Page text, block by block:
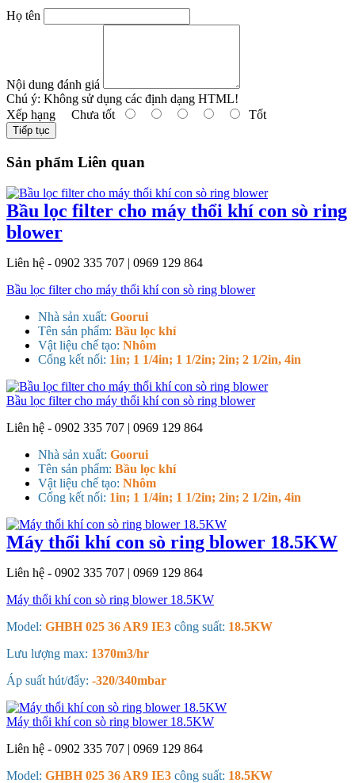
Họ tên
Nội dung đánh giá
Chú ý: Không sử dụng các định dạng HTML!
Xếp hạng Chưa tốt Tốt
Tiếp tục
Sản phẩm Liên quan
Bầu lọc filter cho máy thổi khí con sò ring
blower
Liên hệ - 0902 335 707 | 0969 129 864
Bầu lọc filter cho máy thổi khí con sò ring blower
Nhà sản xuất: Goorui
Tên sản phẩm: Bầu lọc khí
Vật liệu chế tạo: Nhôm
Cổng kết nối: 1in; 1 1/4in; 1 1/2in; 2in; 2 1/2in, 4in
Bầu lọc filter cho máy thổi khí con sò ring blower
Liên hệ - 0902 335 707 | 0969 129 864
Nhà sản xuất: Goorui
Tên sản phẩm: Bầu lọc khí
Vật liệu chế tạo: Nhôm
Cổng kết nối: 1in; 1 1/4in; 1 1/2in; 2in; 2 1/2in, 4in
Máy thổi khí con sò ring blower 18.5KW
Liên hệ - 0902 335 707 | 0969 129 864
Máy thổi khí con sò ring blower 18.5KW
Model: GHBH 025 36 AR9 IE3 công suất: 18.5KW
Lưu lượng max: 1370m3/hr
Áp suất hút/đẩy: -320/340mbar
Máy thổi khí con sò ring blower 18.5KW
Liên hệ - 0902 335 707 | 0969 129 864
Model: GHBH 025 36 AR9 IE3 công suất: 18.5KW